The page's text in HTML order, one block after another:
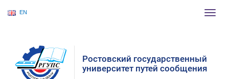
EN
Ростовский государственный
университет путей сообщения